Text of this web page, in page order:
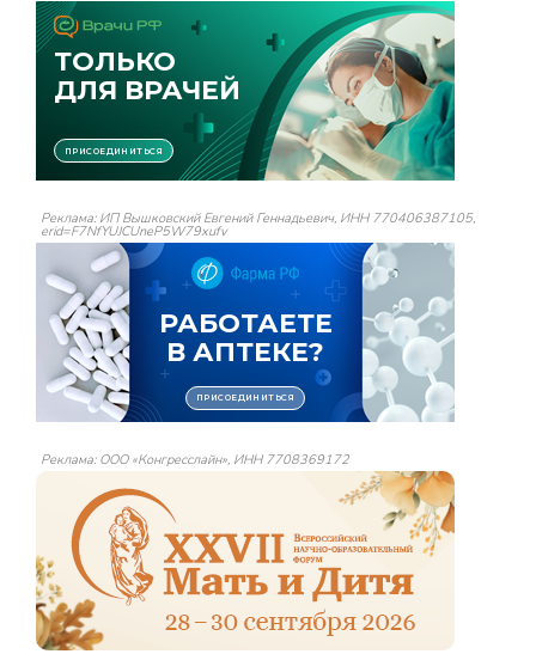
Реклама: ИП Вышковский Евгений Геннадьевич, ИНН 770406387105,
erid=F7NfYUJCUneP5W79xufv
Реклама: ООО «Конгресслайн», ИНН 7708369172